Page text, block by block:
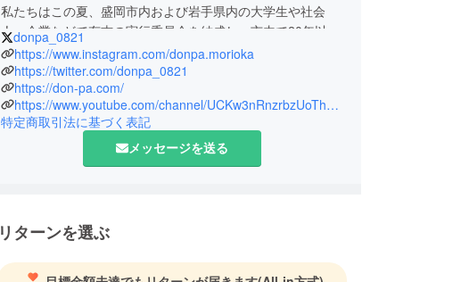
私たちはこの夏、盛岡市内および岩手県内の大学生や社会
人、企業などで有志の実行委員会を結成し、市内で20年以上
ぶりの花火大会を復活させようと活動してきました。3年以
上の構想期間を経て、いよいよ実現まで目前だったこのプロ
ジェクト。
しかし、新型コロナウイルスに対する岩手県独自の緊急事態
結果です。
donpa_0821
https://www.instagram.com/donpa.morioka
https://twitter.com/donpa_0821
https://don-pa.com/
https://www.youtube.com/channel/UCKw3nRnzrbzUoThuCQjAnrw
特定商取引法に基づく表記
メッセージを送る
リターンを選ぶ